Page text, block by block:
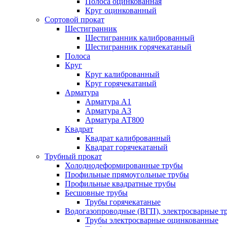
Круг оцинкованный
Сортовой прокат
Шестигранник
Шестигранник калиброванный
Шестигранник горячекатаный
Полоса
Круг
Круг калиброванный
Круг горячекатаный
Арматура
Арматура А1
Арматура А3
Арматура АТ800
Квадрат
Квадрат калиброванный
Квадрат горячекатаный
Трубный прокат
Холоднодеформированные трубы
Профильные прямоугольные трубы
Профильные квадратные трубы
Бесшовные трубы
Трубы горячекатаные
Водогазопроводные (ВГП), электросварные
Трубы электросварные оцинкованные